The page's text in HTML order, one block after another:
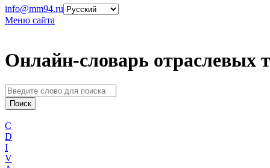
info@mm94.ru
Меню сайта
Онлайн-словарь отраслевых
C
D
I
V